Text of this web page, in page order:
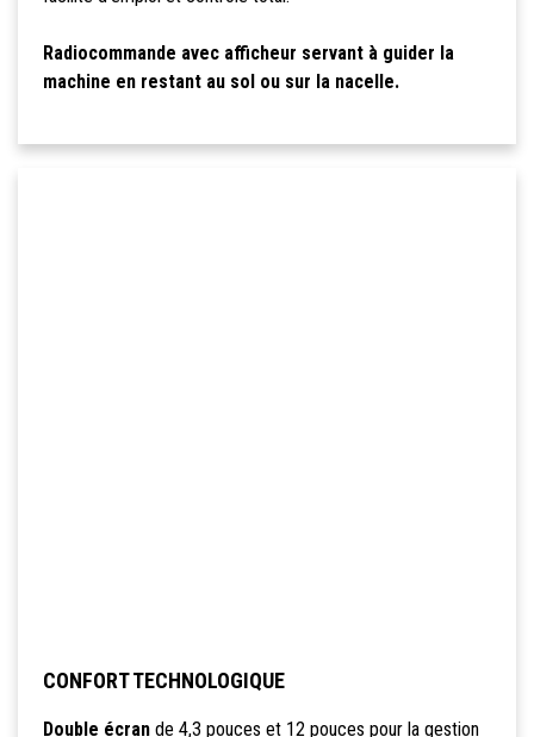
Radiocommande avec afficheur servant à guider la
machine en restant au sol ou sur la nacelle.
CONFORT TECHNOLOGIQUE
Double écrande 4,3 pouces et 12 pouces pour la gestion